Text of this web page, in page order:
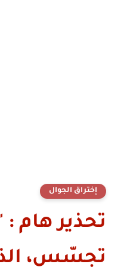
إختراق الجوال
تحذير هام :
تجسّس،